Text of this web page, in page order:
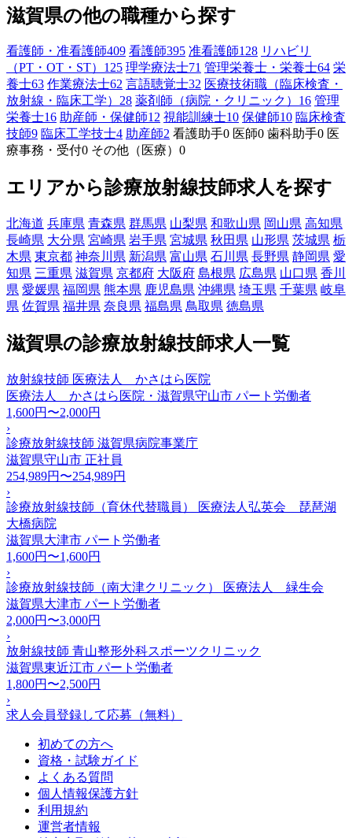
滋賀県の他の職種から探す
看護師・准看護師409 看護師395 准看護師128 リハビリ
（PT・OT・ST） 125 理学療法士71 管理栄養士・栄養士64 栄
養士63 作業療法士62 言語聴覚士32 医療技術職（臨床検査・
放射線・臨床工学） 28 薬剤師（病院・クリニック） 16 管理
栄養士16 助産師・保健師12 視能訓練士10 保健師10 臨床検査
技師9 臨床工学技士4 助産師2 看護助手0 医師0 歯科助手0 医
療事務・受付0 その他（医療） 0
エリアから診療放射線技師求人を探す
北海道 兵庫県 青森県 群馬県 山梨県 和歌山県 岡山県 高知県
長崎県 大分県 宮崎県 岩手県 宮城県 秋田県 山形県 茨城県 栃
木県 東京都 神奈川県 新潟県 富山県 石川県 長野県 静岡県 愛
知県 三重県 滋賀県 京都府 大阪府 島根県 広島県 山口県 香川
県 愛媛県 福岡県 熊本県 鹿児島県 沖縄県 埼玉県 千葉県 岐阜
県 佐賀県 福井県 奈良県 福島県 鳥取県 徳島県
滋賀県の診療放射線技師求人一覧
放射線技師 医療法人 かさはら医院
医療法人 かさはら医院・滋賀県守山市 パート労働者
1,600円〜2,000円
›
診療放射線技師 滋賀県病院事業庁
滋賀県守山市 正社員
254,989円〜254,989円
›
診療放射線技師（育休代替職員） 医療法人弘英会 琵琶湖
大橋病院
滋賀県大津市 パート労働者
1,600円〜1,600円
›
診療放射線技師（南大津クリニック） 医療法人 緑生会
滋賀県大津市 パート労働者
2,000円〜3,000円
›
放射線技師 青山整形外科スポーツクリニック
滋賀県東近江市 パート労働者
1,800円〜2,500円
›
求人会員登録して応募（無料）
初めての方へ
資格・試験ガイド
よくある質問
個人情報保護方針
利用規約
運営者情報